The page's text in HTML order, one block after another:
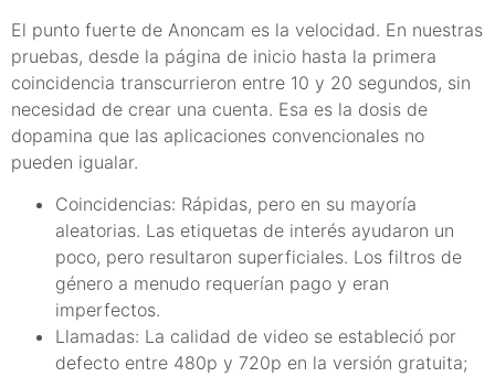
El punto fuerte de Anoncam es la velocidad. En nuestras
pruebas, desde la página de inicio hasta la primera
coincidencia transcurrieron entre 10 y 20 segundos, sin
necesidad de crear una cuenta. Esa es la dosis de
dopamina que las aplicaciones convencionales no
pueden igualar.
Coincidencias: Rápidas, pero en su mayoría
aleatorias. Las etiquetas de interés ayudaron un
poco, pero resultaron superficiales. Los filtros de
género a menudo requerían pago y eran
imperfectos.
Llamadas: La calidad de video se estableció por
defecto entre 480p y 720p en la versión gratuita;